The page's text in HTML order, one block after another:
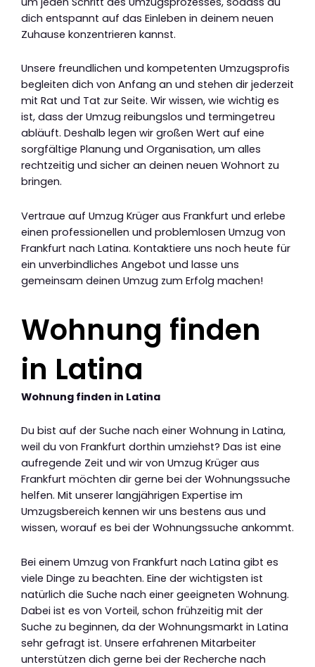
dich entspannt auf das Einleben in deinem neuen
Zuhause konzentrieren kannst.
Unsere freundlichen und kompetenten Umzugsprofis
begleiten dich von Anfang an und stehen dir jederzeit
mit Rat und Tat zur Seite. Wir wissen, wie wichtig es
ist, dass der Umzug reibungslos und termingetreu
abläuft. Deshalb legen wir großen Wert auf eine
sorgfältige Planung und Organisation, um alles
rechtzeitig und sicher an deinen neuen Wohnort zu
bringen.
Vertraue auf Umzug Krüger aus Frankfurt und erlebe
einen professionellen und problemlosen Umzug von
Frankfurt nach Latina. Kontaktiere uns noch heute für
ein unverbindliches Angebot und lasse uns
gemeinsam deinen Umzug zum Erfolg machen!
Wohnung finden
in Latina
Wohnung finden in Latina
Du bist auf der Suche nach einer Wohnung in Latina,
weil du von Frankfurt dorthin umziehst? Das ist eine
aufregende Zeit und wir von Umzug Krüger aus
Frankfurt möchten dir gerne bei der Wohnungssuche
helfen. Mit unserer langjährigen Expertise im
Umzugsbereich kennen wir uns bestens aus und
wissen, worauf es bei der Wohnungssuche ankommt.
Bei einem Umzug von Frankfurt nach Latina gibt es
viele Dinge zu beachten. Eine der wichtigsten ist
natürlich die Suche nach einer geeigneten Wohnung.
Dabei ist es von Vorteil, schon frühzeitig mit der
Suche zu beginnen, da der Wohnungsmarkt in Latina
sehr gefragt ist. Unsere erfahrenen Mitarbeiter
unterstützen dich gerne bei der Recherche nach